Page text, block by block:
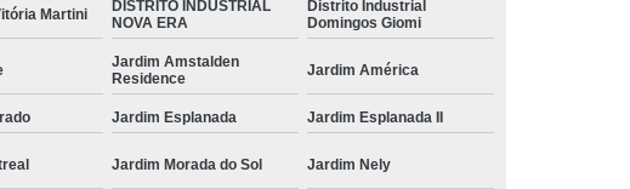
etiquetas colorida Sertãozinho
etiquetas coloridas para identificação à venda Jardim
das Oliveiras
etiqueta adesiva colorida Jardim Ipaussurama
etiquetas colorida Distrito Industrial João Narezzi
Martini
DISTRITO INDUSTRIAL
NOVA ERA
Distrito Industrial
Domingos Giomi
Jardim Amstalden
Residence
Jardim América
Jardim Esplanada Jardim Esplanada II
Jardim Morada do Sol Jardim Nely